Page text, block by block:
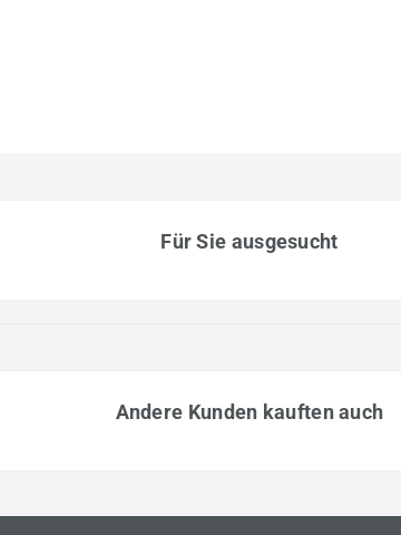
Für Sie ausgesucht
Andere Kunden kauften auch